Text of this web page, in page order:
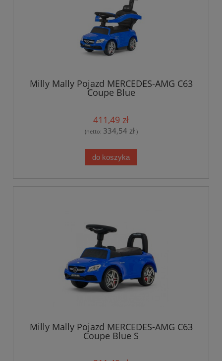
Milly Mally Pojazd MERCEDES-AMG C63
Coupe Blue
411,49 zł
(netto: 334,54 zł)
do koszyka
Milly Mally Pojazd MERCEDES-AMG C63
Coupe Blue S